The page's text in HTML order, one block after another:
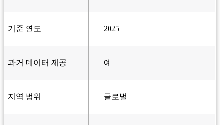
기준 연도 2025
과거 데이터 제공 예
지역 범위 글로벌